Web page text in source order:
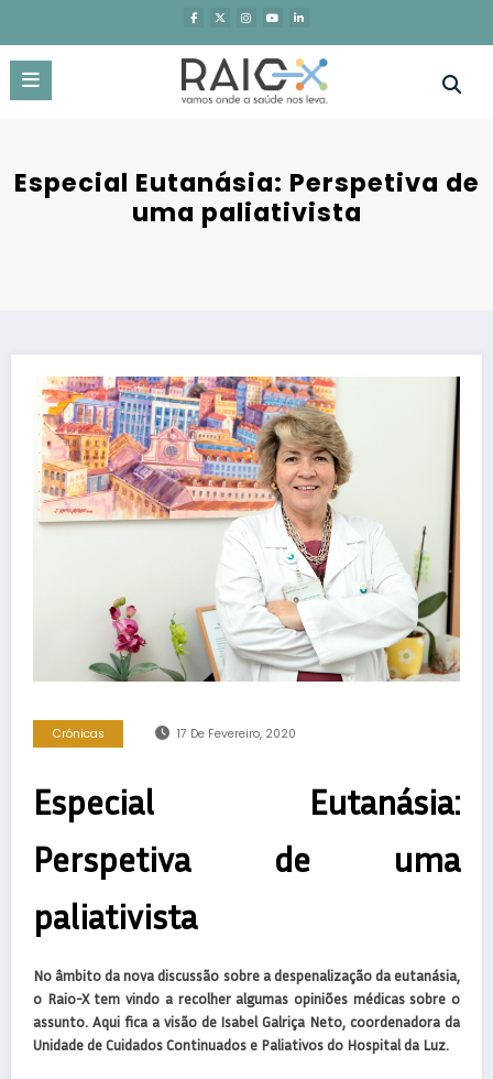
o
conteúdo
Especial Eutanásia: Perspetiva de
uma paliativista
Crónicas 17 De Fevereiro, 2020
Especial Eutanásia:
Perspetiva de uma
paliativista
No âmbito da nova discussão sobre a despenalização da eutanásia,
o Raio-X tem vindo a recolher algumas opiniões médicas sobre o
assunto. Aqui fica a visão de Isabel Galriça Neto, coordenadora da
Unidade de Cuidados Continuados e Paliativos do Hospital da Luz.